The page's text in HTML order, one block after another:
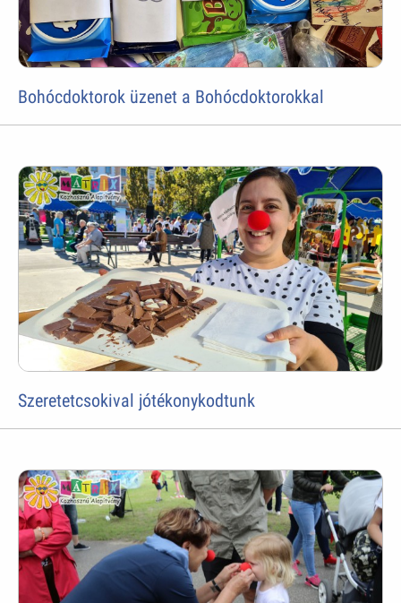
Bohócdoktorok üzenet a Bohócdoktorokkal
Szeretetcsokival jótékonykodtunk